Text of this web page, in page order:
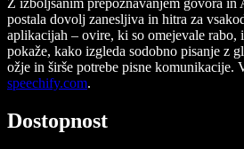
Z izboljšanim prepoznavanjem govora in
postala dovolj zanesljiva in hitra za
aplikacijah – ovire, ki so omejevale rabo,
pokaže, kako izgleda sodobno pisanje z
ožje in širše potrebe pisne komunikacije.
speechify.com.
Dostopnost